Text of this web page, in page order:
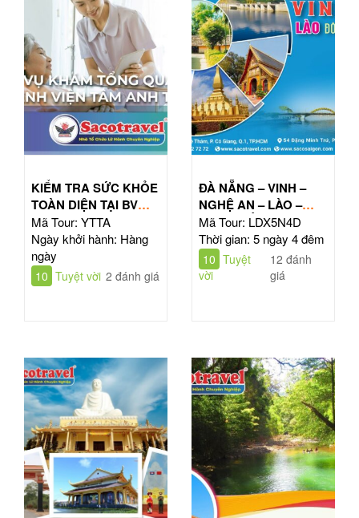
KIỂM TRA SỨC KHỎE
TOÀN DIỆN TẠI BV
TÂM ANH HỒ CHÍ
MINH
Mã Tour: YTTA
Ngày khởi hành: Hàng
ngày
10 Tuyệt vời 2 đánh giá
ĐÀ NẴNG – VINH –
NGHỆ AN – LÀO –
ĐÔNG BẮC THÁI LAN
| TOUR 5N4Đ
Mã Tour: LDX5N4D
Thời gian: 5 ngày 4 đêm
10 Tuyệt
vời
12 đánh
giá